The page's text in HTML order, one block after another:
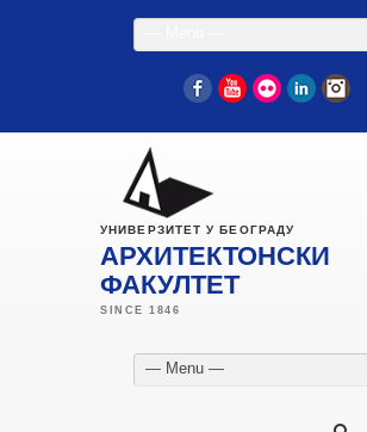
FacebookYouTube
Flickr LinkedIn
УНИВЕРЗИТЕТ У БЕОГРАДУ
АРХИТЕКТОНСКИ
ФАКУЛТЕТ
— Menu —